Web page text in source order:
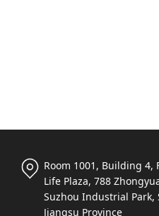
Room 1001, Building 4,
Life Plaza, 788
Suzhou Industrial Park,
Jiangsu Province